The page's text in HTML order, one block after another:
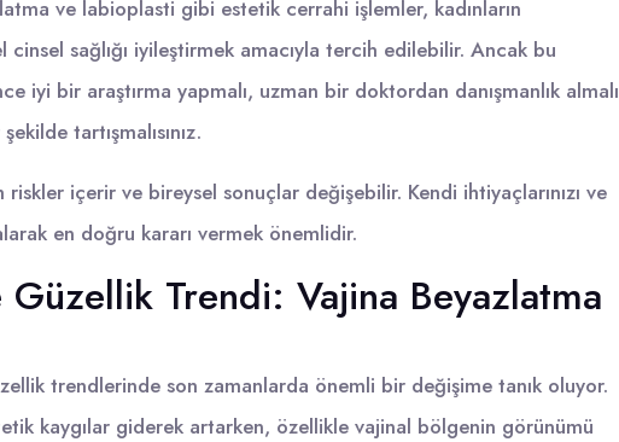
ve labioplasti gibi estetik cerrahi işlemler, kadınların
cinsel sağlığı iyileştirmek amacıyla tercih edilebilir. Ancak bu
iyi bir araştırma yapmalı, uzman bir doktordan danışmanlık almalı
tartışmalısınız.
içerir ve bireysel sonuçlar değişebilir. Kendi ihtiyaçlarınızı ve
en doğru kararı vermek önemlidir.
Güzellik Trendi: Vajina Beyazlatma
trendlerinde son zamanlarda önemli bir değişime tanık oluyor.
kaygılar giderek artarken, özellikle vajinal bölgenin görünümü